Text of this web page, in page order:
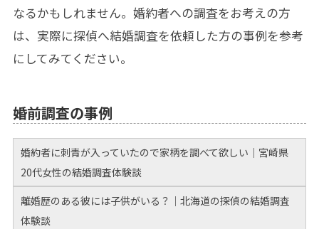
なるかもしれません。婚約者への調査をお考えの方
は、実際に探偵へ結婚調査を依頼した方の事例を参考
にしてみてください。
婚前調査の事例
婚約者に刺青が入っていたので家柄を調べて欲しい｜宮崎県
20代女性の結婚調査体験談
離婚歴のある彼には子供がいる？｜北海道の探偵の結婚調査
体験談